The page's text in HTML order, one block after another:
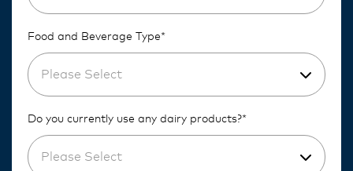
Food and Beverage Type*
Please Select
Do you currently use any dairy products?*
Please Select